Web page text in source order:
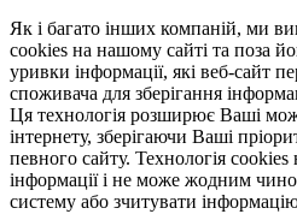
Як і багато інших компаній, ми
cookies на нашому сайті та поза
уривки інформації, які веб-сайт
споживача для зберігання
Ця технологія розширює Ваші
інтернету, зберігаючи Ваші
певного сайту. Технологія cookies
інформації і не може жодним
систему або зчитувати